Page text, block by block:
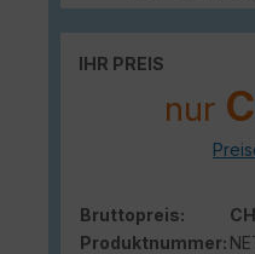
IHR PREIS
nur
Bruttopreis:
Produktnummer: